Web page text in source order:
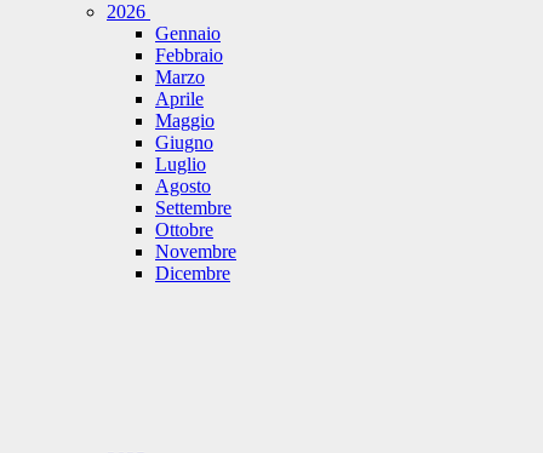
2026
Gennaio
Febbraio
Marzo
Aprile
Maggio
Giugno
Luglio
Agosto
Settembre
Ottobre
Novembre
Dicembre